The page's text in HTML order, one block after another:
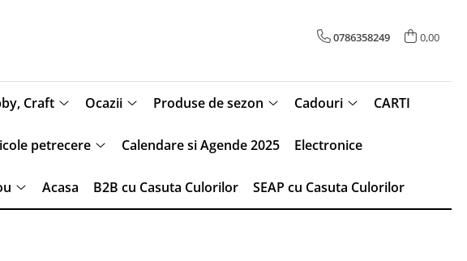
0786358249 0,00
Craft Ocazii Produse de sezon Cadouri CARTI
petrecere Calendare si Agende 2025 Electronice
Acasa B2B cu Casuta Culorilor SEAP cu Casuta Culorilor